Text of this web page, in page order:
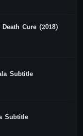
Cure (2018)
Subtitle
Subtitle